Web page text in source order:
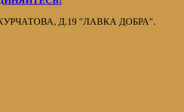
Д.19 "ЛАВКА ДОБРА".